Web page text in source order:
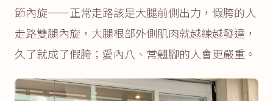
節內旋——正常走路該是大腿前側出力，假胯的人
走路雙腿內旋，大腿根部外側肌肉就越練越發達，
久了就成了假胯；愛內八、常翹腳的人會更嚴重。